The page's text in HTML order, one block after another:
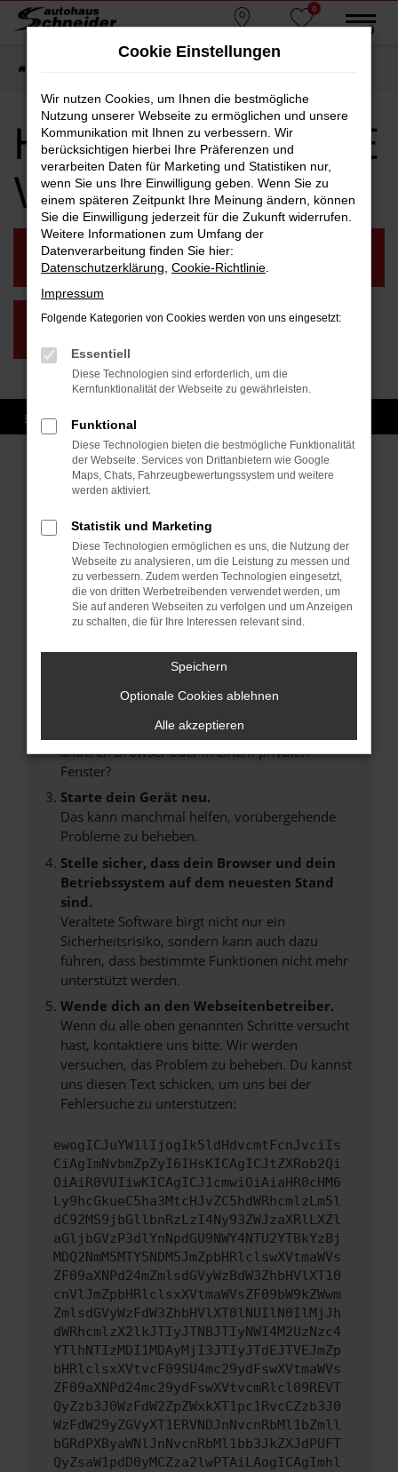
Zum
0
MENÜ
Hyundai SANTA FE
Vilsbiburg
NEUWAGEN VILSBIBURG
VILSBIBURG
VORFÜHRWAGEN
Fehler: Network Error
Beim Laden ist ein Fehler aufgetreten.
Hier sind ein paar Tipps, die dir helfen können:
Überprüfe deine Firewall und deine
Internetverbindung.
Laden andere Webseiten, zum Beispiel deine
Prüfe deine Browsererweiterungen.
Manche Erweiterungen, wie Werbeblocker,
verhindern. Funktioniert die Seite in einem
anderen Browser oder in einem privaten
Fenster?
Starte dein Gerät neu.
Das kann manchmal helfen, vorübergehende
Probleme zu beheben.
Stelle sicher, dass dein Browser und dein
Betriebssystem auf dem neuesten Stand
sind.
Veraltete Software birgt nicht nur ein
Sicherheitsrisiko, sondern kann auch dazu
führen, dass bestimmte Funktionen nicht mehr
unterstützt werden.
Wende dich an den Webseitenbetreiber.
Wenn du alle oben genannten Schritte versucht
hast, kontaktiere uns bitte. Wir werden
versuchen, das Problem zu beheben. Du kannst
uns diesen Text schicken, um uns bei der
Fehlersuche zu unterstützen:
ewogICJuYW1lIjogIk5ldHdvcmtFcnJvciIs
CiAgImNvbmZpZyI6IHsKICAgICJtZXRob2Qi
OiAiR0VUIiwKICAgICJ1cmwiOiAiaHR0cHM6
Ly9hcGkueC5ha3MtcHJvZC5hdWRhcmlzLm5l
dC92MS9jbGllbnRzLzI4Ny93ZWJzaXRlLXZl
aGljbGVzP3dlYnNpdGU9NWY4NTU2YTBkYzBj
MDQ2NmM5MTY5NDM5JmZpbHRlclswXVtmaWVs
ZF09aXNPd24mZmlsdGVyWzBdW3ZhbHVlXT10
cnVlJmZpbHRlclsxXVtmaWVsZF09bW9kZWwm
ZmlsdGVyWzFdW3ZhbHVlXT0lNUIlN0IlMjJh
dWRhcmlzX2lkJTIyJTNBJTIyNWI4M2UzNzc4
YTlhNTIzMDI1MDAyMjI3JTIyJTdEJTVEJmZp
bHRlclsxXVtvcF09SU4mc29ydFswXVtmaWVs
ZF09aXNPd24mc29ydFswXVtvcmRlcl09REVT
QyZzb3J0WzFdW2ZpZWxkXT1pc1RvcCZzb3J0
WzFdW29yZGVyXT1ERVNDJnNvcnRbMl1bZmll
bGRdPXByaWNlJnNvcnRbMl1bb3JkZXJdPUFT
QyZsaW1pdD0yMCZza2lwPTAiLAogICAgImhl
Cookie Einstellungen
Wir nutzen Cookies, um Ihnen die bestmögliche
Nutzung unserer Webseite zu ermöglichen und unsere
Kommunikation mit Ihnen zu verbessern. Wir
berücksichtigen hierbei Ihre Präferenzen und
verarbeiten Daten für Marketing und Statistiken nur,
wenn Sie uns Ihre Einwilligung geben. Wenn Sie zu
einem späteren Zeitpunkt Ihre Meinung ändern, können
Sie die Einwilligung jederzeit für die Zukunft widerrufen.
Weitere Informationen zum Umfang der
Datenverarbeitung finden Sie hier:
Datenschutzerklärung Cookie-Richtlinie
Impressum
Folgende Kategorien von Cookies werden von uns eingesetzt:
Essentiell
Diese Technologien sind erforderlich, um die
Kernfunktionalität der Webseite zu gewährleisten.
Funktional
Diese Technologien bieten die bestmögliche Funktionalität
der Webseite. Services von Drittanbietern wie Google
Maps, Chats, Fahrzeugbewertungssystem und weitere
werden aktiviert.
Statistik und Marketing
Diese Technologien ermöglichen es uns, die Nutzung der
Webseite zu analysieren, um die Leistung zu messen und
zu verbessern. Zudem werden Technologien eingesetzt,
die von dritten Werbetreibenden verwendet werden, um
Sie auf anderen Webseiten zu verfolgen und um Anzeigen
zu schalten, die für Ihre Interessen relevant sind.
Speichern
Optionale Cookies ablehnen
Alle akzeptieren